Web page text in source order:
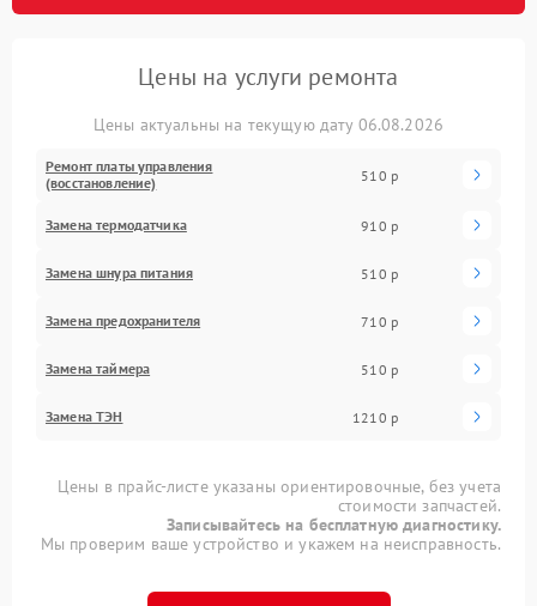
Цены на услуги ремонта
Цены актуальны на текущую дату 06.08.2026
Ремонт платы управления
(восстановление)
510 р
Замена термодатчика 910 р
Замена шнура питания 510 р
Замена предохранителя 710 р
Замена таймера 510 р
Замена ТЭН 1210 р
Цены в прайс-листе указаны ориентировочные, без учета
стоимости запчастей.
Записывайтесь на бесплатную диагностику.
Мы проверим ваше устройство и укажем на неисправность.